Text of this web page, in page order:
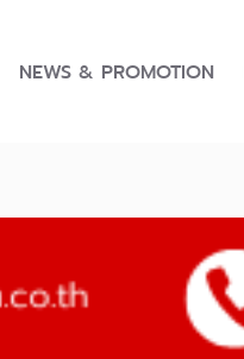
NEWS & PROMOTION